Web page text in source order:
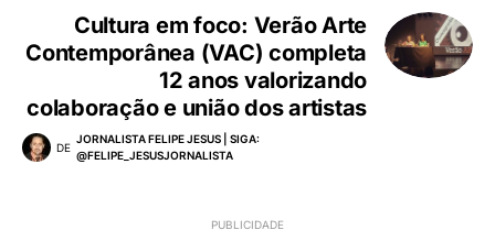
Cultura em foco: Verão Arte
Contemporânea (VAC) completa
12 anos valorizando
colaboração e união dos artistas
DE
JORNALISTA FELIPE JESUS | SIGA:
@FELIPE_JESUSJORNALISTA